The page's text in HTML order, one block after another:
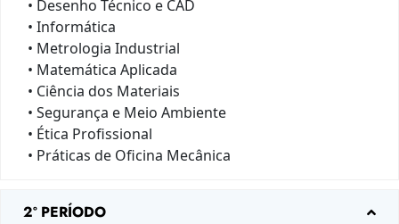
• Desenho Técnico e CAD
• Informática
• Metrologia Industrial
• Matemática Aplicada
• Ciência dos Materiais
• Segurança e Meio Ambiente
• Ética Profissional
• Práticas de Oficina Mecânica
2º PERÍODO